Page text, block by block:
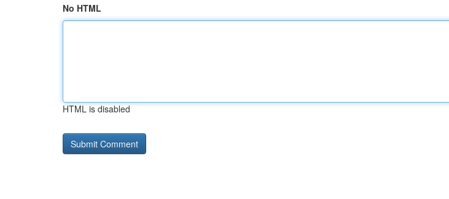
No HTML
HTML is disabled